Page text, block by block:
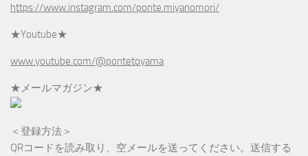
https://www.instagram.com/ponte.miyanomori/
★Youtube★
www.youtube.com/@pontetoyama
★メールマガジン★
＜登録方法＞
QRコードを読み取り、空メールを送ってください。送信する